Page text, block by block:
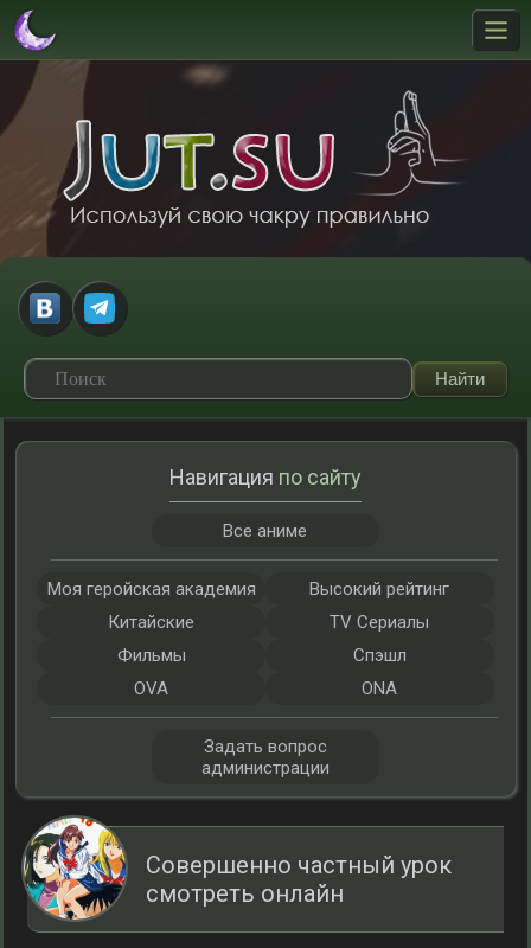
Совершенно частный урок
смотреть онлайн
Навигация по сайту
Все аниме
Моя геройская академия
Высокий рейтинг
Китайские
TV Сериалы
Фильмы
Спэшл
OVA
ONA
Задать вопрос
администрации